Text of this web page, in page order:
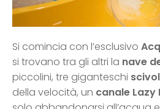
Si comincia con l’esclusivo
si trovano tra gli altri la nave
piccolini, tre giganteschi
della velocità, un canale Lazy